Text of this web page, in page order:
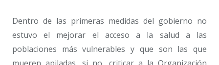
Dentro de las primeras medidas del gobierno no
estuvo el mejorar el acceso a la salud a las
poblaciones más vulnerables y que son las que